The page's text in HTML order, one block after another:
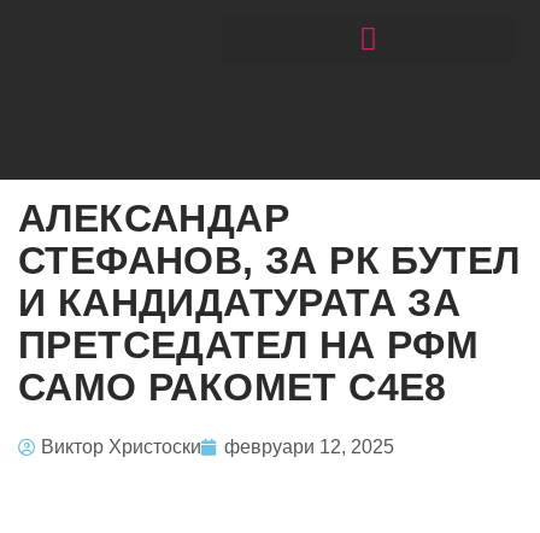
АЛЕКСАНДАР
СТЕФАНОВ, ЗА РК БУТЕЛ
И КАНДИДАТУРАТА ЗА
ПРЕТСЕДАТЕЛ НА РФМ
САМО РАКОМЕТ С4Е8
Виктор Христоски февруари 12, 2025